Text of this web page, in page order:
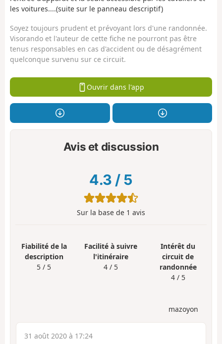
les voitures....(suite sur le panneau descriptif)
Soyez toujours prudent et prévoyant lors d'une randonnée.
Visorando et l'auteur de cette fiche ne pourront pas être
tenus responsables en cas d'accident ou de désagrément
quelconque survenu sur ce circuit.
Ouvrir dans l'app
Avis et discussion
4.3 / 5
Sur la base de 1 avis
Fiabilité de la
description
5 / 5
Facilité à suivre
l'itinéraire
4 / 5
Intérêt du
circuit de
randonnée
4 / 5
mazoyon
31 août 2020 à 17:24